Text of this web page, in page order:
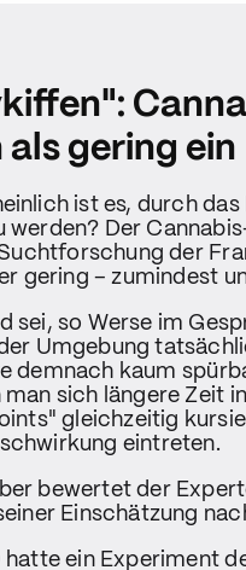
als gering ein
ist es, durch
werden? Der
der
gering – zumindest
sei, so Werse im
Umgebung
demnach kaum
man sich längere Zeit
gleichzeitig
eintreten.
bewertet der
Einschätzung
hatte ein Experiment